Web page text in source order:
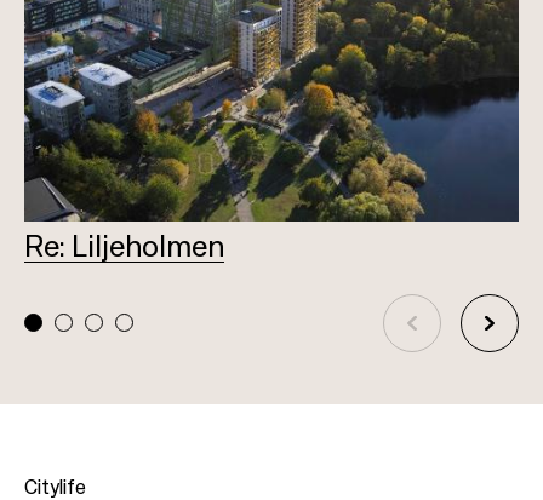
Re: Liljeholmen
Citylife